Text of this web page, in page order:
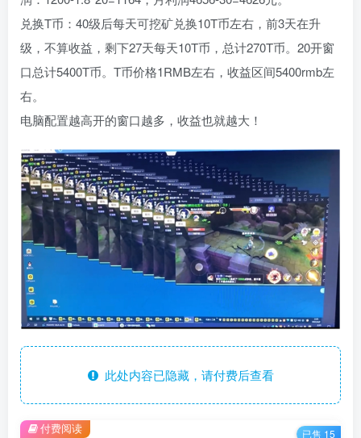
兑换T币：40级后每天可挖矿兑换10T币左右，前3天在升
级，不算收益，剩下27天每天10T币，总计270T币。20开窗
口总计5400T币。T币价格1RMB左右，收益区间5400rmb左
右。
电脑配置越高开的窗口越多，收益也就越大！
此处内容已隐藏，请付费后查看
付费阅读 已售 15